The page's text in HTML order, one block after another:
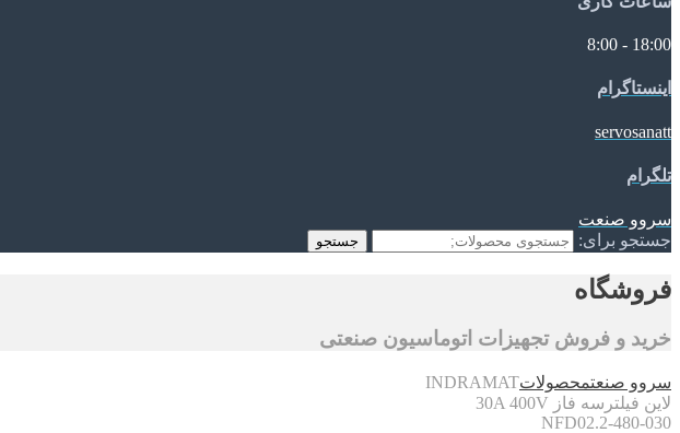
18:00 - 8:00
اینستاگرام
servosanatt
تلگرام
سروو صنعت
جستجو برای:
جستجو
فروشگاه
خرید و فروش تجهیزات اتوماسیون صنعتی
سروو صنعتمحصولاتINDRAMAT
لاین فیلترسه فاز 30A 400V
NFD02.2-480-030